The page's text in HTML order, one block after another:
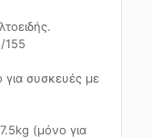
155
συσκευές με
(μόνο για